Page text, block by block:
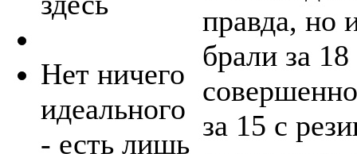
Нет ничего
идеального
- есть лишь
правда, но
брали за
за 15 с